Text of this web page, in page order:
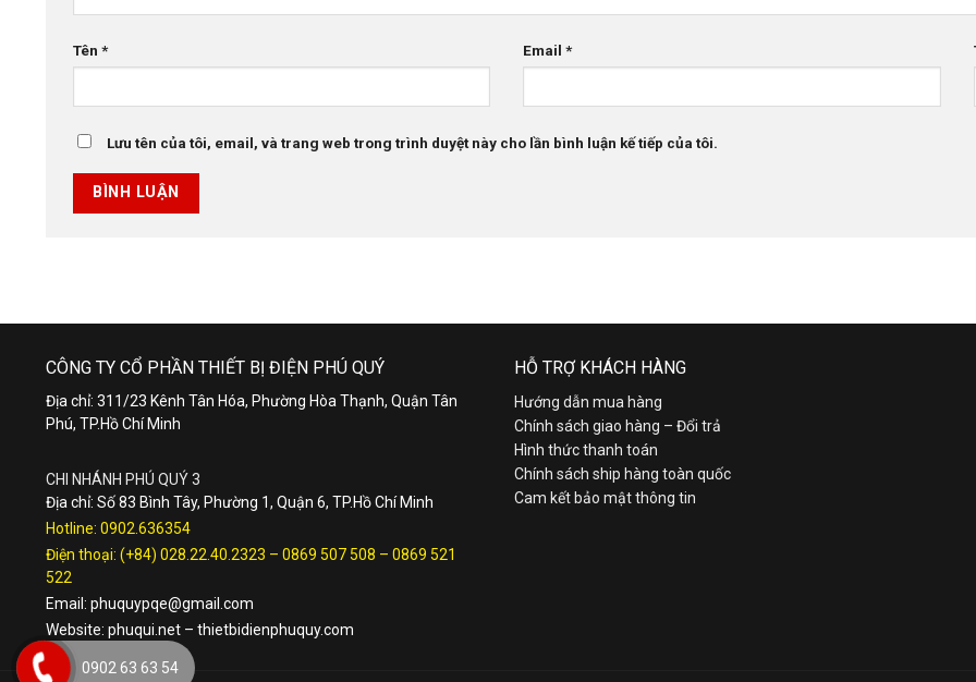
Tên * Email*
Lưu tên của tôi, email, và trang web trong trình duyệt này cho lần bình luận kế tiếp của tôi.
CÔNG TY CỔ PHẦN THIẾT BỊ ĐIỆN PHÚ QUÝ
Địa chỉ: 311/23 Kênh Tân Hóa, Phường Hòa Thạnh, Quận Tân
Phú, TP.Hồ Chí Minh
CHI NHÁNH PHÚ QUÝ 3
Địa chỉ: Số 83 Bình Tây, Phường 1, Quận 6, TP.Hồ Chí Minh
Hotline: 0902.636354
Điện thoại: (+84) 028.22.40.2323 – 0869 507 508 – 0869 521
522
Email: phuquypqe@gmail.com
Website: phuqui.net – thietbidienphuquy.com
HỖ TRỢ KHÁCH HÀNG
Hướng dẫn mua hàng
Chính sách giao hàng – Đổi trả
Hình thức thanh toán
Chính sách ship hàng toàn quốc
Cam kết bảo mật thông tin
0902 63 63 54